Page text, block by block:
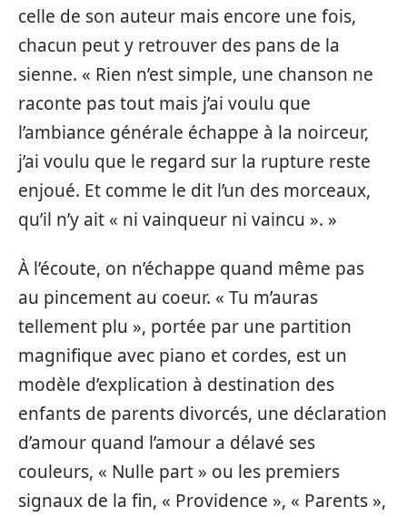
celle de son auteur mais encore une fois,
chacun peut y retrouver des pans de la
sienne. « Rien n’est simple, une chanson ne
raconte pas tout mais j’ai voulu que
l’ambiance générale échappe à la noirceur,
j’ai voulu que le regard sur la rupture reste
enjoué. Et comme le dit l’un des morceaux,
qu’il n’y ait « ni vainqueur ni vaincu ». »
À l’écoute, on n’échappe quand même pas
au pincement au coeur. « Tu m’auras
tellement plu », portée par une partition
magnifique avec piano et cordes, est un
modèle d’explication à destination des
enfants de parents divorcés, une déclaration
d’amour quand l’amour a délavé ses
couleurs, « Nulle part » ou les premiers
signaux de la fin, « Providence », « Parents »,